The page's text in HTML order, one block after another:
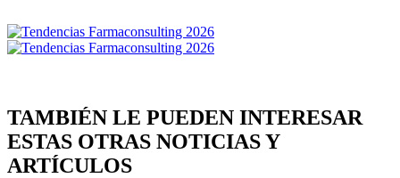
TAMBIÉN LE PUEDEN INTERESAR
ESTAS OTRAS NOTICIAS Y
ARTÍCULOS